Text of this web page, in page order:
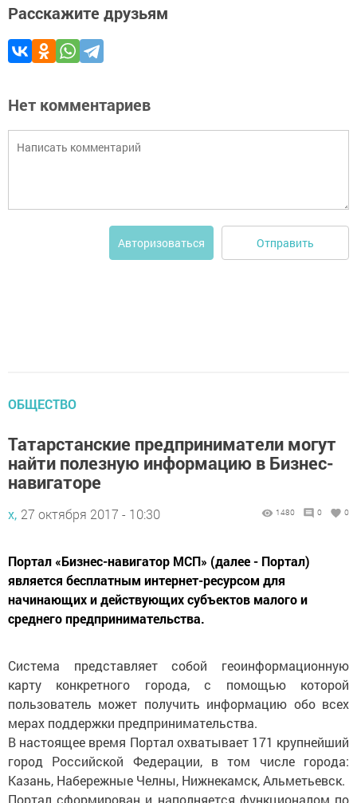
Расскажите друзьям
Нет комментариев
Авторизоваться Отправить
ОБЩЕСТВО
Татарстанские предприниматели могут
найти полезную информацию в Бизнес-
навигаторе
х, 27 октября 2017 - 10:30 1480 0 0
Портал «Бизнес-навигатор МСП» (далее - Портал)
является бесплатным интернет-ресурсом для
начинающих и действующих субъектов малого и
среднего предпринимательства.
Система представляет собой геоинформационную
карту конкретного города, с помощью которой
пользователь может получить информацию обо всех
мерах поддержки предпринимательства.
В настоящее время Портал охватывает 171 крупнейший
город Российской Федерации, в том числе города:
Казань, Набережные Челны, Нижнекамск, Альметьевск.
Портал сформирован и наполняется функционалом по